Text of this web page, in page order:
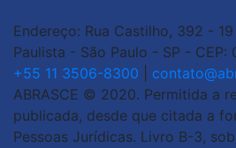
Endereço: Rua Castilho, 392 -
Paulista - São Paulo - SP -
+55 11 3506-8300
ABRASCE © 2020. Permitida a
publicada, desde que citada a
Pessoas Jurídicas. Livro B-3,